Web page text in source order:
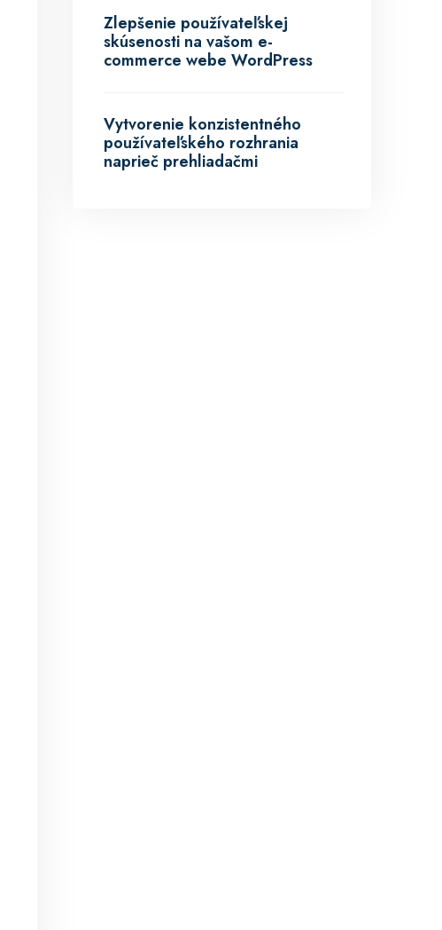
Zlepšenie používateľskej
skúsenosti na vašom e-
commerce webe WordPress
Vytvorenie konzistentného
používateľského rozhrania
naprieč prehliadačmi